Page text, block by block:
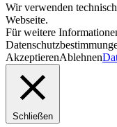
Wir verwenden
Webseite.
Für weitere
AkzeptierenAblehnen
Schließen